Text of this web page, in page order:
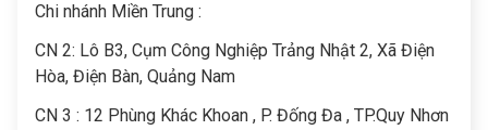
Chi nhánh Miền Trung :
CN 2: Lô B3, Cụm Công Nghiệp Trảng Nhật 2, Xã Điện
Hòa, Điện Bàn, Quảng Nam
CN 3 : 12 Phùng Khác Khoan , P. Đống Đa , TP.Quy Nhơn